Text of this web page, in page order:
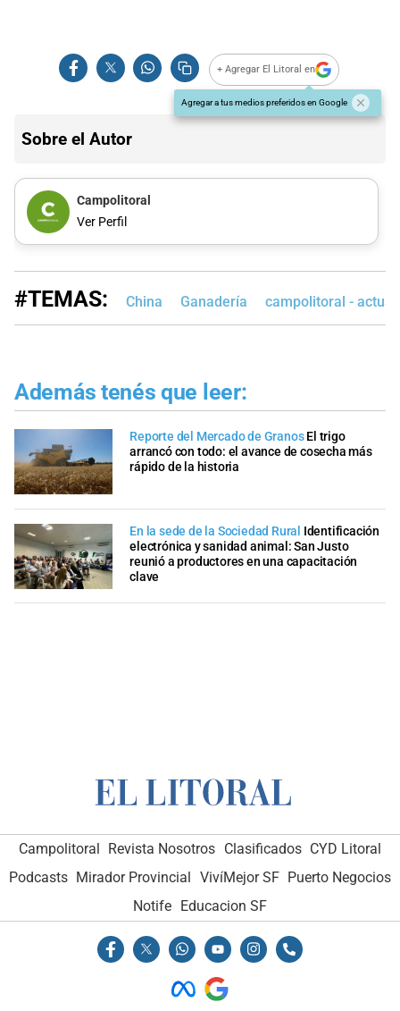
+ Agregar El Litoral en
Agregar a tus medios preferidos en Google
Sobre el Autor
Campolitoral
Ver Perfil
#TEMAS: China Ganadería campolitoral -
Además tenés que leer:
Reporte del Mercado de Granos El trigo
arrancó con todo: el avance de cosecha más
rápido de la historia
En la sede de la Sociedad Rural Identificación
electrónica y sanidad animal: San Justo
reunió a productores en una capacitación
clave
Campolitoral Revista Nosotros Clasificados CYD Litoral
Podcasts Mirador Provincial VivíMejor SF Puerto Negocios
Notife Educacion SF